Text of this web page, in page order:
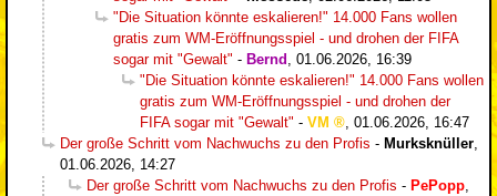
"Die Situation könnte eskalieren!" 14.000 Fans wollen
gratis zum WM-Eröffnungsspiel - und drohen der FIFA
sogar mit "Gewalt" - Bernd , 01.06.2026, 16:39
"Die Situation könnte eskalieren!" 14.000 Fans wollen
gratis zum WM-Eröffnungsspiel - und drohen der
FIFA sogar mit "Gewalt" - VM , 01.06.2026, 16:47
Der große Schritt vom Nachwuchs zu den Profis - Murksknüller,
01.06.2026, 14:27
Der große Schritt vom Nachwuchs zu den Profis - PePopp,